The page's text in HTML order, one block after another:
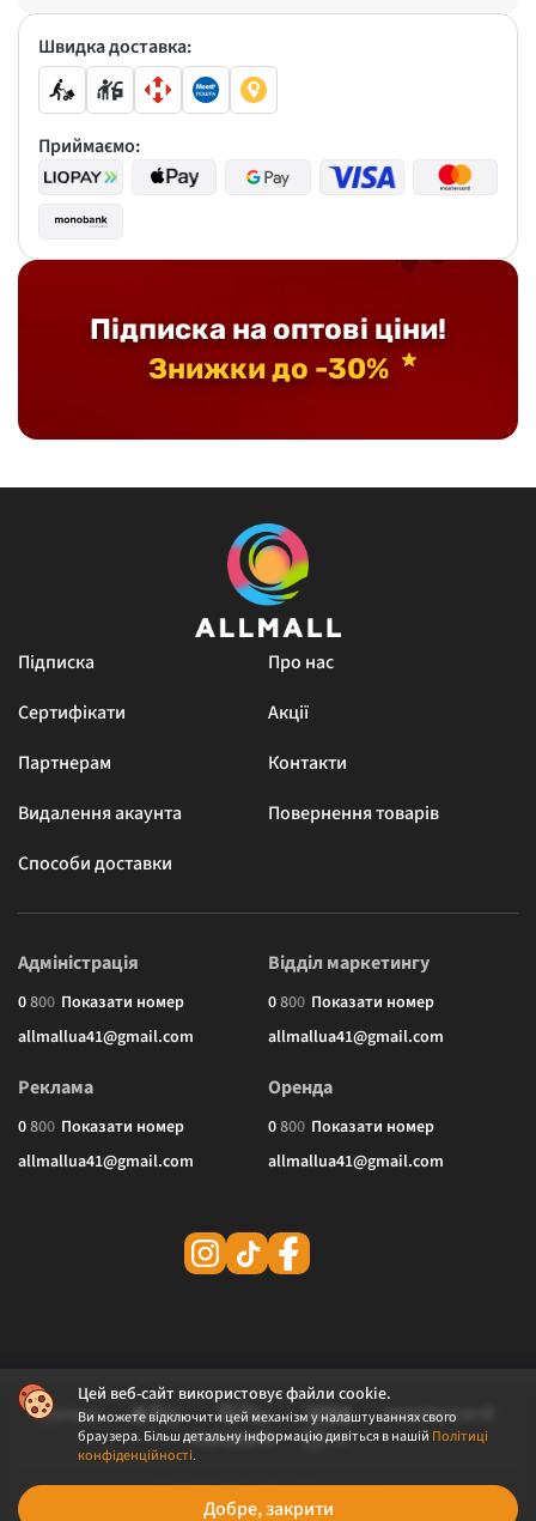
Підписка на оптові ціни!
Знижки до -30%
Швидка доставка:
Приймаємо:
Цей веб-сайт використовує файли cookie.
Ви можете відключити цей механізм у налаштуваннях свого
браузера. Більш детальну інформацію дивіться в нашій Політиці
конфіденційності.
Добре, закрити
Підписка
Про нас
Сертифікати
Акції
Партнерам
Контакти
Видалення акаунта
Повернення товарів
Способи доставки
Адміністрація
0800 Показати номер
allmallua41@gmail.com
Відділ маркетингу
0800 Показати номер
allmallua41@gmail.com
Реклама
0800 Показати номер
allmallua41@gmail.com
Оренда
0800 Показати номер
allmallua41@gmail.com
© 2026 ALLMALL. Всі права захищені.